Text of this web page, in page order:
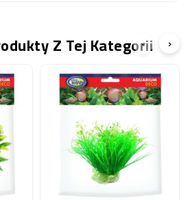
Z Tej Kategorii
‹ ›